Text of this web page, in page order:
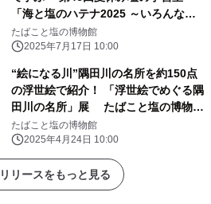
「海と塩のハテナ2025 ～いろんな見
かたで考えよう！～」 たばこと塩の博
物館(東京・墨田区)で7/19～8/24に開
たばこと塩の博物館
2025年7月17日 10:00
“絵になる川”隅田川の名所を約150点
の浮世絵で紹介！ 「浮世絵でめぐる隅
田川の名所」展 たばこと塩の博物館
(東京・墨田区)で4/26(土)～6/22(日)開
催
たばこと塩の博物館
2025年4月24日 10:00
リースをもっと見る